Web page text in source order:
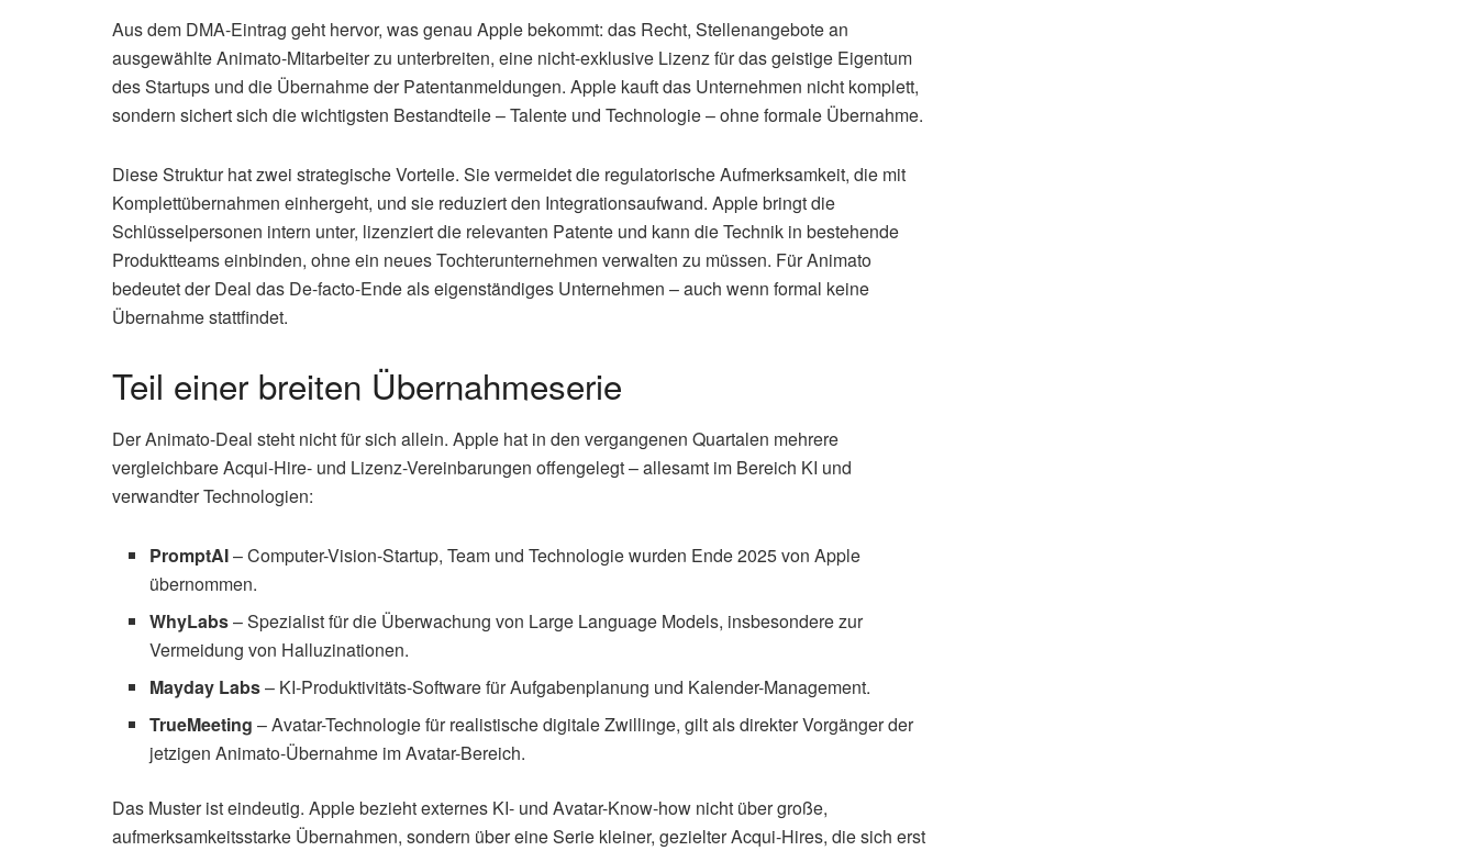
Aus dem DMA-Eintrag geht hervor, was genau Apple bekommt: das Recht, Stellenangebote an
ausgewählte Animato-Mitarbeiter zu unterbreiten, eine nicht-exklusive Lizenz für das geistige Eigentum
des Startups und die Übernahme der Patentanmeldungen. Apple kauft das Unternehmen nicht komplett,
sondern sichert sich die wichtigsten Bestandteile – Talente und Technologie – ohne formale Übernahme.
Diese Struktur hat zwei strategische Vorteile. Sie vermeidet die regulatorische Aufmerksamkeit, die mit
Komplettübernahmen einhergeht, und sie reduziert den Integrationsaufwand. Apple bringt die
Schlüsselpersonen intern unter, lizenziert die relevanten Patente und kann die Technik in bestehende
Produktteams einbinden, ohne ein neues Tochterunternehmen verwalten zu müssen. Für Animato
bedeutet der Deal das De-facto-Ende als eigenständiges Unternehmen – auch wenn formal keine
Übernahme stattfindet.
Teil einer breiten Übernahmeserie
Der Animato-Deal steht nicht für sich allein. Apple hat in den vergangenen Quartalen mehrere
vergleichbare Acqui-Hire- und Lizenz-Vereinbarungen offengelegt – allesamt im Bereich KI und
verwandter Technologien:
PromptAI– Computer-Vision-Startup, Team und Technologie wurden Ende 2025 von Apple
übernommen.
WhyLabs– Spezialist für die Überwachung von Large Language Models, insbesondere zur
Vermeidung von Halluzinationen.
Mayday Labs– KI-Produktivitäts-Software für Aufgabenplanung und Kalender-Management.
TrueMeeting – Avatar-Technologie für realistische digitale Zwillinge, gilt als direkter Vorgänger der
jetzigen Animato-Übernahme im Avatar-Bereich.
Das Muster ist eindeutig. Apple bezieht externes KI- und Avatar-Know-how nicht über große,
aufmerksamkeitsstarke Übernahmen, sondern über eine Serie kleiner, gezielter Acqui-Hires, die sich erst